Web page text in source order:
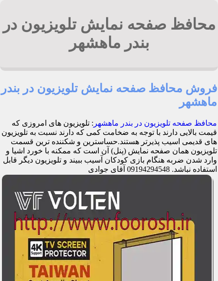
محافظ صفحه نمایش تلویزیون در
بندر ماهشهر
فروش محافظ صفحه نمایش تلویزیون در بندر
ماهشهر
محافظ صفحه تلویزیون در بندر ماهشهر : تلویزیون های امروزی که
قیمت بالایی دارند با توجه به ضخامت کمی که دارند نسبت به تلویزیون
های قدیمی اسیب پذیرتر هستند.حساسترین و شکننده ترین قسمت
تلویزیون همان صفحه نمایش (پنل) آن است که ممکنه با خورد اشیا و
وارد شدن ضربه هنگام بازی کودکان آسیب ببیند و تلویزیون دیگر قابل
استفاده نباشد. 09194294548 آقای جوادی